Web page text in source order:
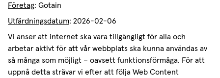
Företag: Gotain
Utfärdningsdatum: 2026-02-06
Vi anser att internet ska vara tillgängligt för alla och
arbetar aktivt för att vår webbplats ska kunna användas av
så många som möjligt – oavsett funktionsförmåga. För att
uppnå detta strävar vi efter att följa Web Content